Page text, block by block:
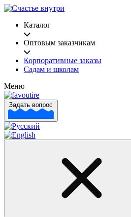
Каталог
Оптовым заказчикам
Корпоративные заказы
Садам и школам
Меню
Задать вопрос